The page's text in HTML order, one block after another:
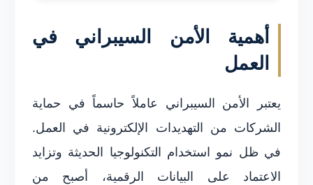
أهمية الأمن السيبراني في
العمل
يعتبر الأمن السيبراني عاملاً حاسماً في حماية
الشركات من التهديدات الإلكترونية في العمل.
في ظل نمو استخدام التكنولوجيا الحديثة وتزايد
الاعتماد على البيانات الرقمية، أصبح من